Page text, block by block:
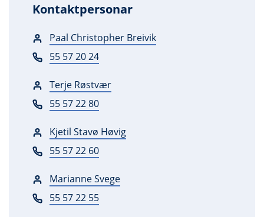
Kontaktpersonar
Paal Christopher Breivik
55 57 20 24
Terje Røstvær
55 57 22 80
Kjetil Stavø Høvig
55 57 22 60
Marianne Svege
55 57 22 55